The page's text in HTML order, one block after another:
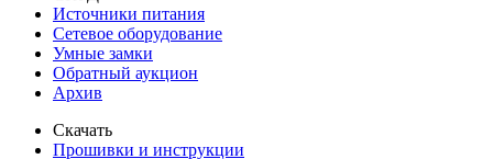
Источники питания
Сетевое оборудование
Умные замки
Обратный аукцион
Архив
Скачать
Прошивки и инструкции